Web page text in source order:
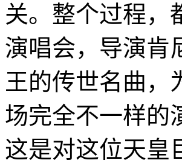
关。整个过程，
演唱会，导演肯
王的传世名曲，
场完全不一样
这是对这位天